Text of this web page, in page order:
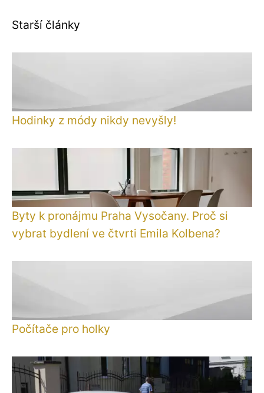
Starší články
Hodinky z módy nikdy nevyšly!
Byty k pronájmu Praha Vysočany. Proč si
vybrat bydlení ve čtvrti Emila Kolbena?
Počítače pro holky